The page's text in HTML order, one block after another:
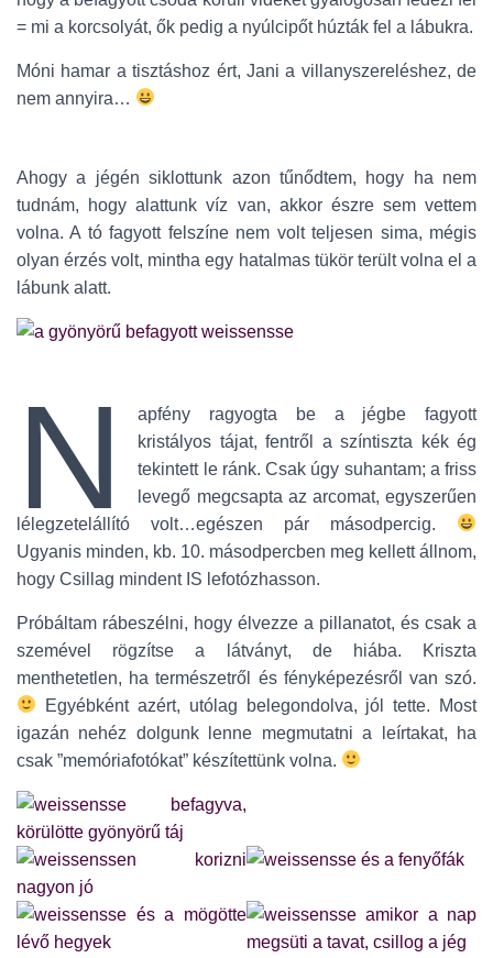
= mi a korcsolyát, ők pedig a nyúlcipőt húzták fel a lábukra.
Móni hamar a tisztáshoz ért, Jani a villanyszereléshez, de
nem annyira…
Ahogy a jégén siklottunk azon tűnődtem, hogy ha nem
tudnám, hogy alattunk víz van, akkor észre sem vettem
volna. A tó fagyott felszíne nem volt teljesen sima, mégis
olyan érzés volt, mintha egy hatalmas tükör terült volna el a
lábunk alatt.
N
apfény ragyogta be a jégbe fagyott
kristályos tájat, fentről a színtiszta kék ég
tekintett le ránk. Csak úgy suhantam; a friss
levegő megcsapta az arcomat, egyszerűen
lélegzetelállító volt…egészen pár másodpercig.
Ugyanis minden, kb. 10. másodpercben meg kellett állnom,
hogy Csillag mindent IS lefotózhasson.
Próbáltam rábeszélni, hogy élvezze a pillanatot, és csak a
szemével rögzítse a látványt, de hiába. Kriszta
menthetetlen, ha természetről és fényképezésről van szó.
Egyébként azért, utólag belegondolva, jól tette. Most
igazán nehéz dolgunk lenne megmutatni a leírtakat, ha
csak ”memóriafotókat” készítettünk volna.